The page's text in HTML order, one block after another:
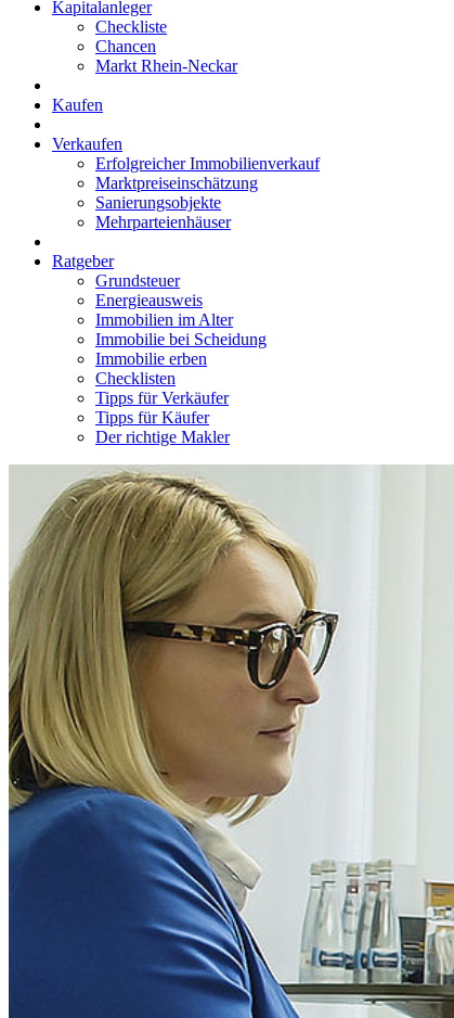
Kapitalanleger
Checkliste
Chancen
Markt Rhein-Neckar
Kaufen
Verkaufen
Erfolgreicher Immobilienverkauf
Marktpreiseinschätzung
Sanierungsobjekte
Mehrparteienhäuser
Ratgeber
Grundsteuer
Energieausweis
Immobilien im Alter
Immobilie bei Scheidung
Immobilie erben
Checklisten
Tipps für Verkäufer
Tipps für Käufer
Der richtige Makler